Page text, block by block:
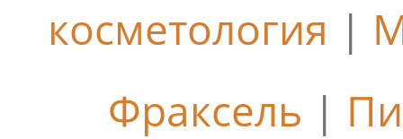
косметология |
Фраксель |